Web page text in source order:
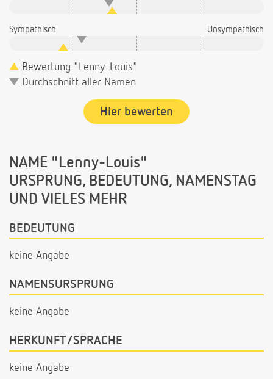
Sympathisch Unsympathisch
Bewertung "Lenny-Louis"
Durchschnitt aller Namen
Hier bewerten
NAME "Lenny-Louis"
URSPRUNG, BEDEUTUNG, NAMENSTAG
UND VIELES MEHR
BEDEUTUNG
keine Angabe
NAMENSURSPRUNG
keine Angabe
HERKUNFT/SPRACHE
keine Angabe